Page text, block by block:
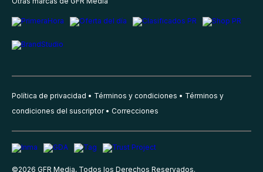
Política de privacidad Términos y condiciones
Términos y
condiciones del suscriptor
Correcciones
©2026 GFR Media, Todos los Derechos Reservados.